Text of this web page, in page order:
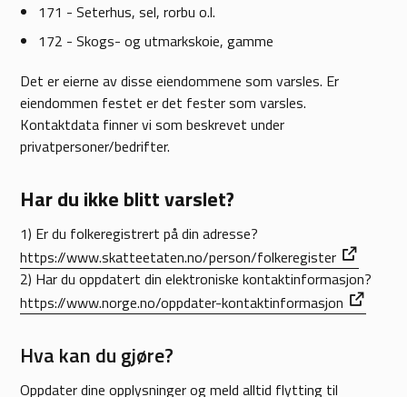
171 - Seterhus, sel, rorbu o.l.
172 - Skogs- og utmarkskoie, gamme
Det er eierne av disse eiendommene som varsles. Er
eiendommen festet er det fester som varsles.
Kontaktdata finner vi som beskrevet under
privatpersoner/bedrifter.
Har du ikke blitt varslet?
1) Er du folkeregistrert på din adresse?
https://www.skatteetaten.no/person/folkeregister
2) Har du oppdatert din elektroniske kontaktinformasjon?
https://www.norge.no/oppdater-kontaktinformasjon
Hva kan du gjøre?
Oppdater dine opplysninger og meld alltid flytting til